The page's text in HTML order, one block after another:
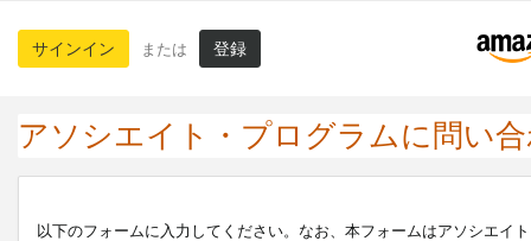
サインイン または 登録
アソシエイト・プログラムに問い
以下のフォームに入力してください。なお、本フォームはアソシエイ